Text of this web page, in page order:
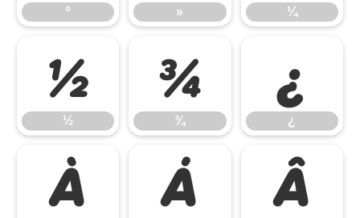
º » ¼
½
½
¾
¾
¿
¿
À Á Â